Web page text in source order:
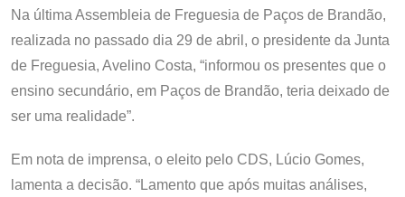
Na última Assembleia de Freguesia de Paços de Brandão,
realizada no passado dia 29 de abril, o presidente da Junta
de Freguesia, Avelino Costa, “informou os presentes que o
ensino secundário, em Paços de Brandão, teria deixado de
ser uma realidade”.
Em nota de imprensa, o eleito pelo CDS, Lúcio Gomes,
lamenta a decisão. “Lamento que após muitas análises,